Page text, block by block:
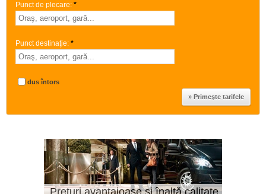
Punct de plecare: *
Punct destinaţie: *
dus întors
Prețuri avantajoase și înaltă calitate